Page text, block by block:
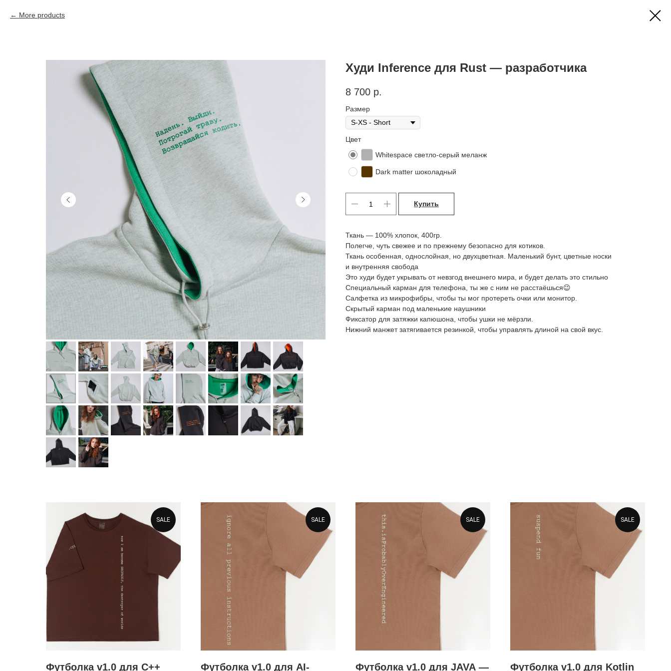
More products
Худи Inference для Rust — разработчика
8 700 р.
Размер
Цвет
Whitespace светло-серый меланж
Dark matter шоколадный
Купить
Ткань — 100% хлопок, 400гр.
Полегче, чуть свежее и по прежнему безопасно для котиков.
Ткань особенная, однослойная, но двухцветная. Маленький бунт, цветные носки
и внутренняя свобода
Это худи будет укрывать от невзгод внешнего мира, и будет делать это стильно
Специальный карман для телефона, ты же с ним не расстаёшься😉
Cалфетка из микрофибры, чтобы ты мог протереть очки или монитор.
Скрытый карман под маленькие наушники
Фиксатор для затяжки капюшона, чтобы ушки не мёрзли.
Нижний манжет затягивается резинкой, чтобы управлять длиной на свой вкус.
SALE
Футболка v1.0 для C++
SALE
Футболка v1.0 для AI-
SALE
Футболка v1.0 для JAVA —
SALE
Футболка v1.0 для Kotlin